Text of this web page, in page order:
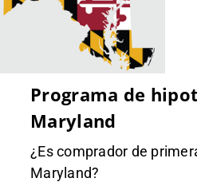
Programa de
Maryland
¿Es comprador de
Maryland?